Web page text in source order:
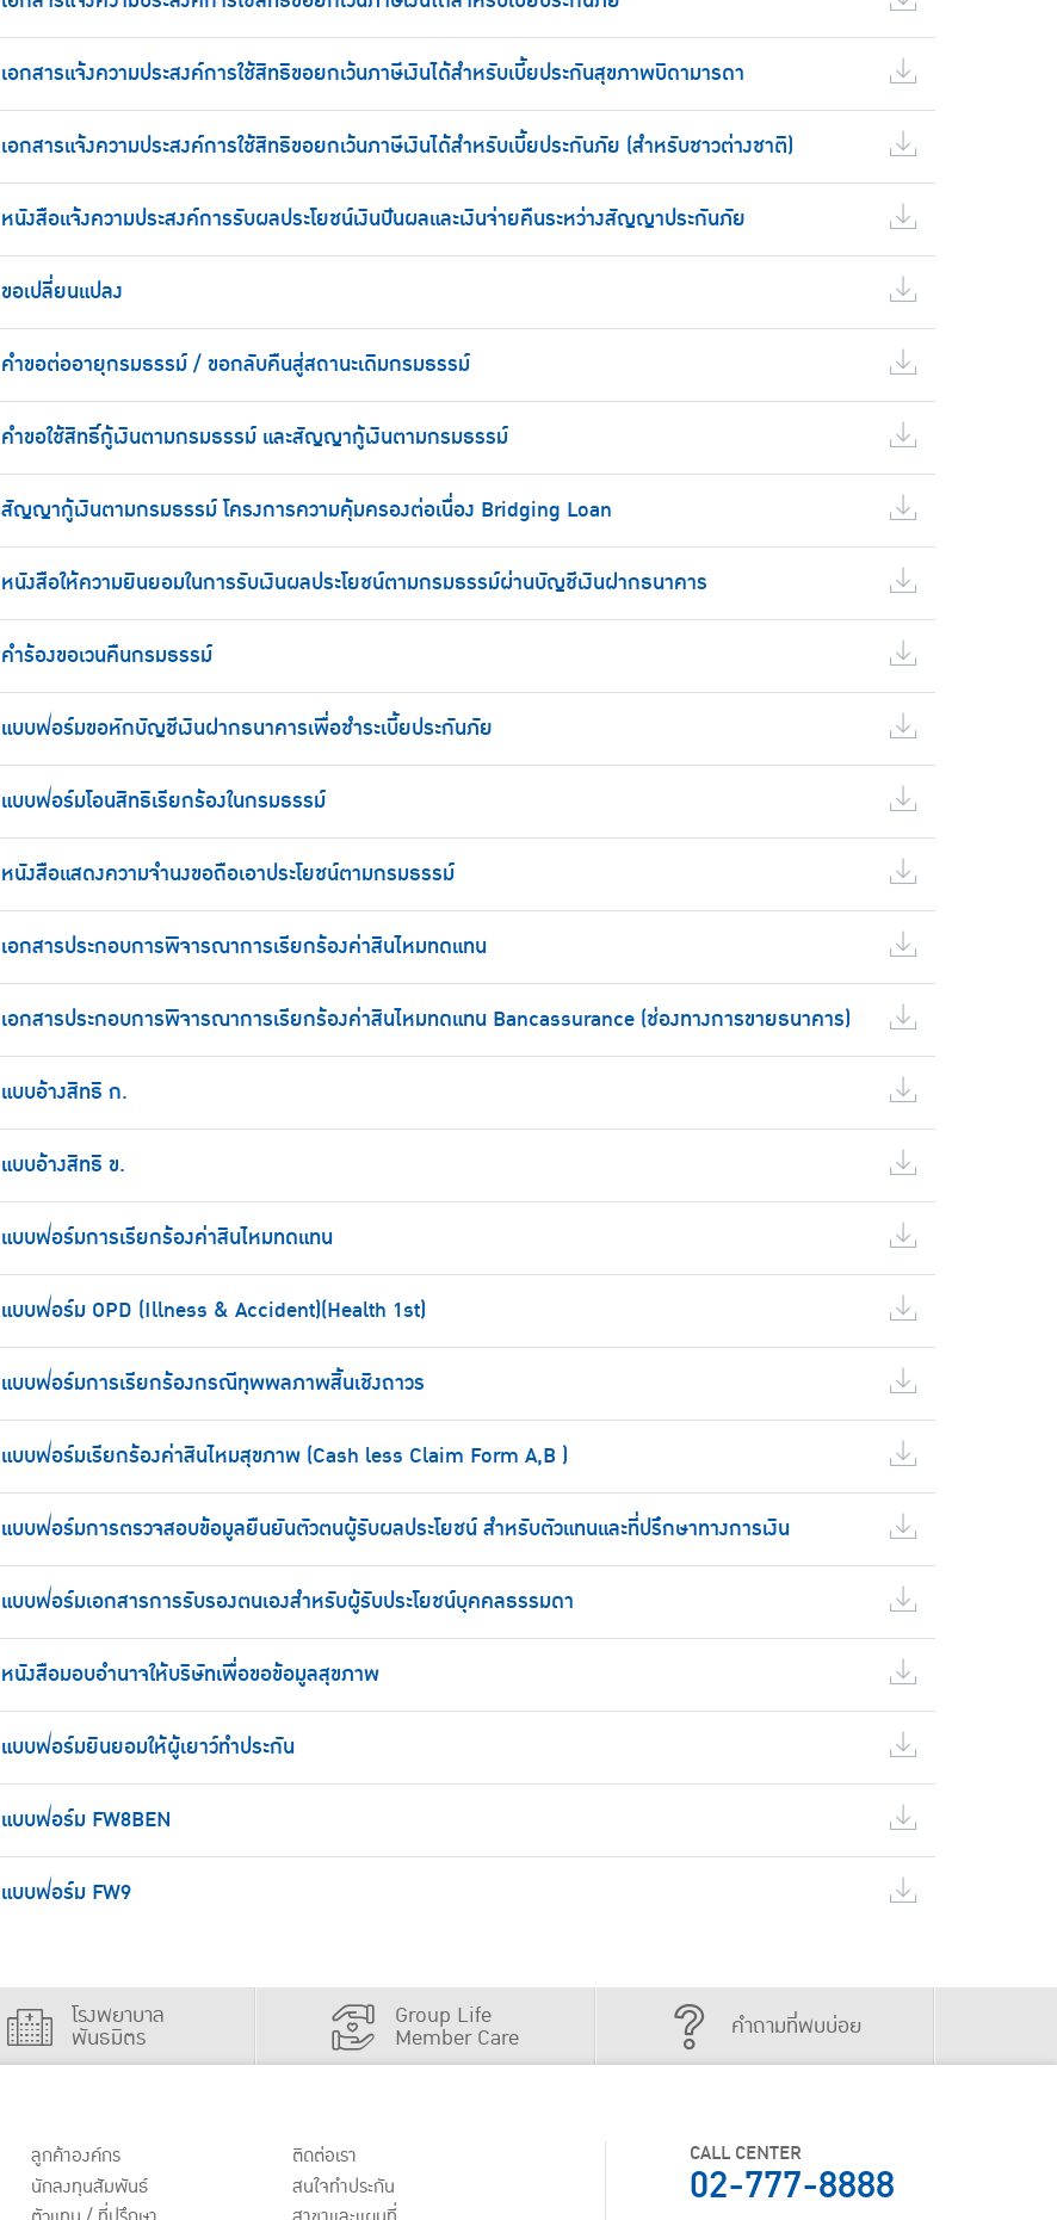
เอกสารแจ้งความประสงค์การใช้สิทธิขอยกเว้นภาษีเงินได้สำหรับเบี้ยประกันสุขภาพบิดามารดา
เอกสารแจ้งความประสงค์การใช้สิทธิขอยกเว้นภาษีเงินได้สำหรับเบี้ยประกันภัย (สำหรับชาวต่างชาติ)
หนังสือแจ้งความประสงค์การรับผลประโยชน์เงินปันผลและเงินจ่ายคืนระหว่างสัญญาประกันภัย
ขอเปลี่ยนแปลง
คำขอต่ออายุกรมธรรม์ / ขอกลับคืนสู่สถานะเดิมกรมธรรม์
คำขอใช้สิทธิ์กู้เงินตามกรมธรรม์ และสัญญากู้เงินตามกรมธรรม์
สัญญากู้เงินตามกรมธรรม์ โครงการความคุ้มครองต่อเนื่อง Bridging Loan
หนังสือให้ความยินยอมในการรับเงินผลประโยชน์ตามกรมธรรม์ผ่านบัญชีเงินฝากธนาคาร
คำร้องขอเวนคืนกรมธรรม์
แบบฟอร์มขอหักบัญชีเงินฝากธนาคารเพื่อชำระเบี้ยประกันภัย
แบบฟอร์มโอนสิทธิเรียกร้องในกรมธรรม์
หนังสือแสดงความจำนงขอถือเอาประโยชน์ตามกรมธรรม์
เอกสารประกอบการพิจารณาการเรียกร้องค่าสินไหมทดแทน
เอกสารประกอบการพิจารณาการเรียกร้องค่าสินไหมทดแทน Bancassurance (ช่องทางการขายธนาคาร)
แบบอ้างสิทธิ ก.
แบบอ้างสิทธิ ข.
แบบฟอร์มการเรียกร้องค่าสินไหมทดแทน
แบบฟอร์ม OPD (Illness & Accident)(Health 1st)
แบบฟอร์มการเรียกร้องกรณีทุพพลภาพสิ้นเชิงถาวร
แบบฟอร์มเรียกร้องค่าสินไหมสุขภาพ (Cash less Claim Form A,B )
แบบฟอร์มการตรวจสอบข้อมูลยืนยันตัวตนผู้รับผลประโยชน์ สำหรับตัวแทนและที่ปรึกษาทางการเงิน
แบบฟอร์มเอกสารการรับรองตนเองสำหรับผู้รับประโยชน์บุคคลธรรมดา
หนังสือมอบอำนาจให้บริษัทเพื่อขอข้อมูลสุขภาพ
แบบฟอร์มยินยอมให้ผู้เยาว์ทำประกัน
แบบฟอร์ม FW8BEN
แบบฟอร์ม FW9
โรงพยาบาล
พันธมิตร
Group Life
Member Care คำถามที่พบบ่อย
ลูกค้าองค์กร
นักลงทุนสัมพันธ์
ติดต่อเรา
สนใจทำประกัน
CALL CENTER
02-777-8888